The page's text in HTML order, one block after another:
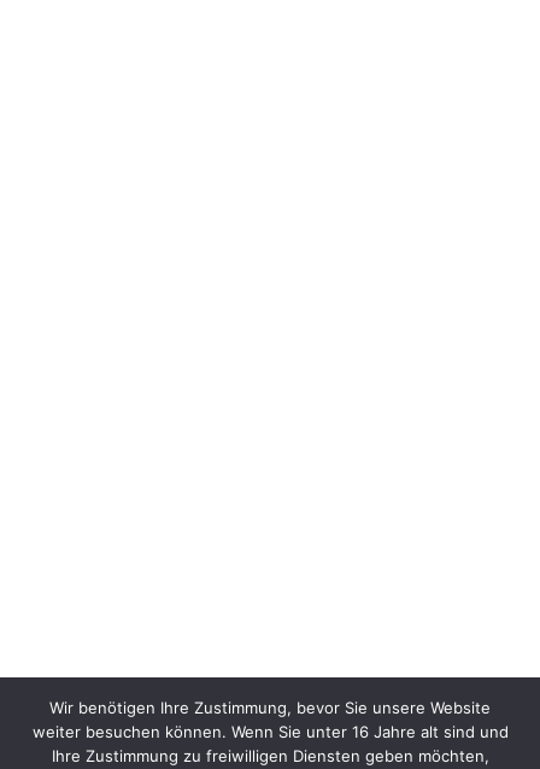
Wir benötigen Ihre Zustimmung, bevor Sie unsere Website
weiter besuchen können. Wenn Sie unter 16 Jahre alt sind und
Ihre Zustimmung zu freiwilligen Diensten geben möchten,